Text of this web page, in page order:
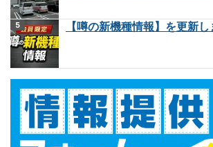
【噂の新機種情報】を更新